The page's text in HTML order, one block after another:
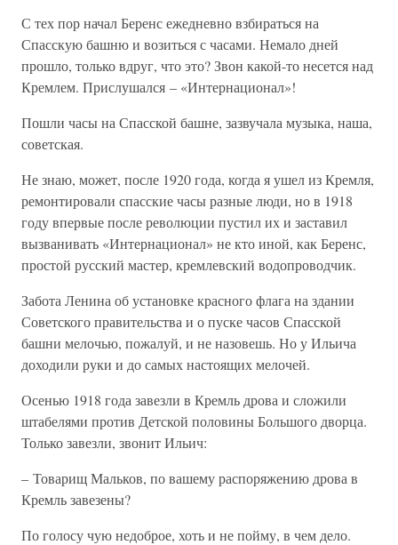
С тех пор начал Беренс ежедневно взбираться на
Спасскую башню и возиться с часами. Немало дней
прошло, только вдруг, что это? Звон какой-то несется над
Кремлем. Прислушался – «Интернационал»!
Пошли часы на Спасской башне, зазвучала музыка, наша,
советская.
Не знаю, может, после 1920 года, когда я ушел из Кремля,
ремонтировали спасские часы разные люди, но в 1918
году впервые после революции пустил их и заставил
вызванивать «Интернационал» не кто иной, как Беренс,
простой русский мастер, кремлевский водопроводчик.
Забота Ленина об установке красного флага на здании
Советского правительства и о пуске часов Спасской
башни мелочью, пожалуй, и не назовешь. Но у Ильича
доходили руки и до самых настоящих мелочей.
Осенью 1918 года завезли в Кремль дрова и сложили
штабелями против Детской половины Большого дворца.
Только завезли, звонит Ильич:
– Товарищ Мальков, по вашему распоряжению дрова в
Кремль завезены?
По голосу чую недоброе, хоть и не пойму, в чем дело.